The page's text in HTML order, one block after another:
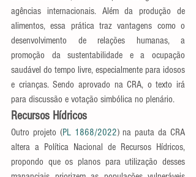
agências internacionais. Além da produção de
alimentos, essa prática traz vantagens como o
desenvolvimento de relações humanas, a
promoção da sustentabilidade e a ocupação
saudável do tempo livre, especialmente para idosos
e crianças. Sendo aprovado na CRA, o texto irá
para discussão e votação simbólica no plenário.
Recursos Hídricos
Outro projeto (PL 1868/2022) na pauta da CRA
altera a Política Nacional de Recursos Hídricos,
propondo que os planos para utilização desses